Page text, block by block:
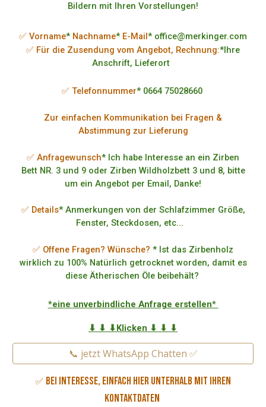
Bildern mit Ihren Vorstellungen!
✅ Vorname* Nachname* E-Mail* office@merkinger.com
✅ Für die Zusendung vom Angebot, Rechnung:*Ihre
Anschrift, Lieferort
✅ Telefonnummer* 0664 75028660
Zur einfachen Kommunikation bei Fragen &
Abstimmung zur Lieferung
✅ Anfragewunsch* Ich habe Interesse an ein Zirben
Bett NR. 3 und 9 oder Zirben Wildholzbett 3 und 8, bitte
um ein Angebot per Email, Danke!
✅ Details* Anmerkungen von der Schlafzimmer Größe,
Fenster, Steckdosen, etc...
✅ Offene Fragen? Wünsche? * Ist das Zirbenholz
wirklich zu 100% Natürlich getrocknet worden, damit es
diese Ätherischen Öle beibehält?
*eine unverbindliche Anfrage erstellen*
⬇ ⬇ ⬇Klicken ⬇ ⬇ ⬇
📞 jetzt WhatsApp Chatten ✅
✅ Bei Interesse, einfach hier unterhalb mit Ihren
Kontaktdaten